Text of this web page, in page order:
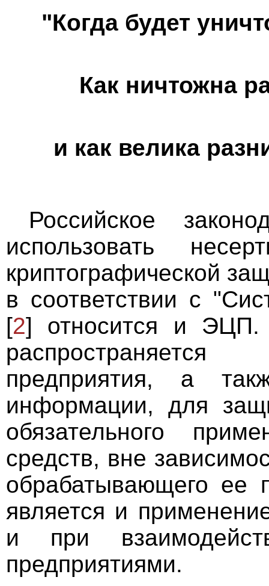
"Когда будет
Как ничтожна
и как велика
Российское
использовать
криптографической
в соответствии с
[2] относится и ЭЦП.
предприятия, а
информации, для
обязательного
средств, вне
обрабатывающего ее
является и
и при
предприятиями.